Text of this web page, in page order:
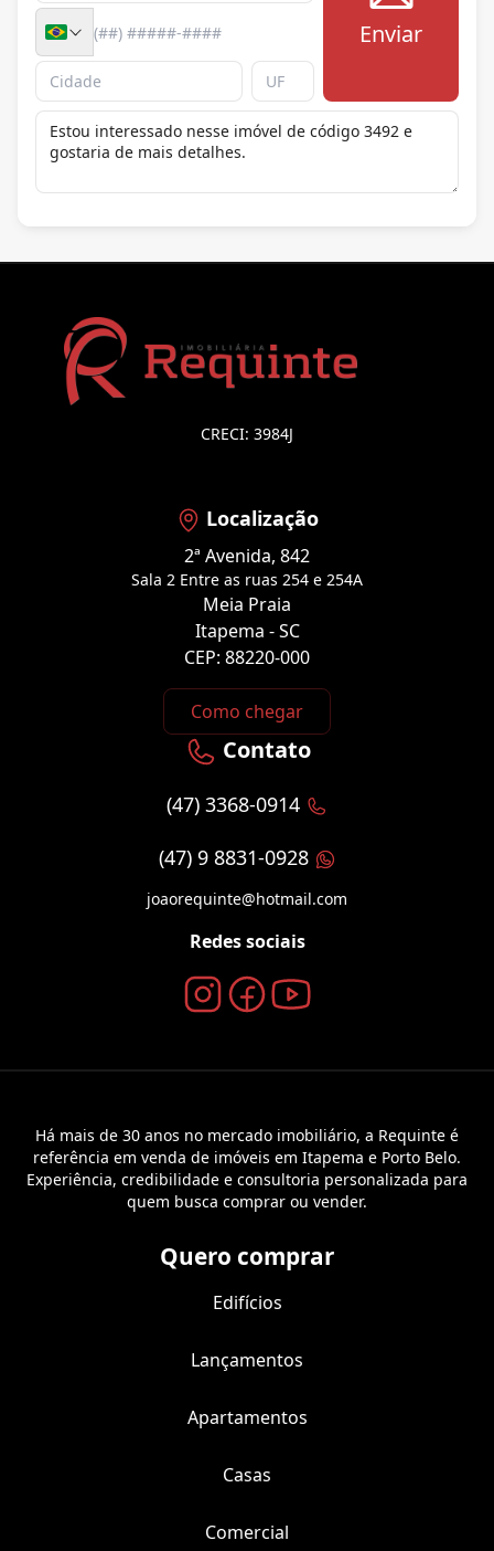
Enviar
CRECI: 3984J
Localização
2ª Avenida, 842
Sala 2 Entre as ruas 254 e 254A
Meia Praia
Itapema - SC
CEP: 88220-000
Como chegar
Contato
(47) 3368-0914
(47) 9 8831-0928
joaorequinte@hotmail.com
Redes sociais
Há mais de 30 anos no mercado imobiliário, a Requinte é
referência em venda de imóveis em Itapema e Porto Belo.
Experiência, credibilidade e consultoria personalizada para
quem busca comprar ou vender.
Quero comprar
Edifícios
Lançamentos
Apartamentos
Casas
Comercial